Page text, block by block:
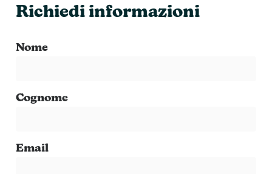
Richiedi informazioni
Nome
Cognome
Email